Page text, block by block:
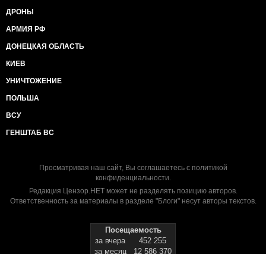
ДРОНЫ
АРМИЯ РФ
ДОНЕЦКАЯ ОБЛАСТЬ
КИЕВ
УНИЧТОЖЕНИЕ
ПОЛЬША
ВСУ
ГЕНШТАБ ВС
Просматривая наш сайт, Вы соглашаетесь с политикой
конфиденциальности.
Редакция Цензор.НЕТ может не разделять позицию авторов.
Ответственность за материалы в разделе "Блоги" несут авторы текстов.
Посещаемость
за вчера
452 255
за месяц
12 586 370